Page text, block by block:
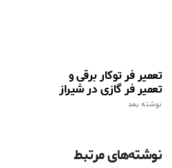
تعمیر فر توکار برقی و
تعمیر فر گازی در شیراز
نوشته بعد
نوشته‌های مرتبط